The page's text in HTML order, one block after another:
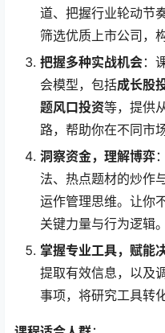
道、把握行业轮动节
筛选优质上市公司，
把握多种实战机会：
会模型，包括成长股
题风口投资等，提供
路，帮助你在不同市
洞察资金，理解博弈
法、热点题材的炒作
运作管理思维。让你
关键力量与行为逻辑。
掌握专业工具，赋能
提取有效信息，以及
事项，将研究工具转